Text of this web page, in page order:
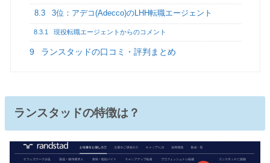
8.3 3位：アデコ(Adecco)のLHH転職エージェント
8.3.1 現役転職エージェントからのコメント
9 ランスタッドの口コミ・評判まとめ
ランスタッドの特徴は？